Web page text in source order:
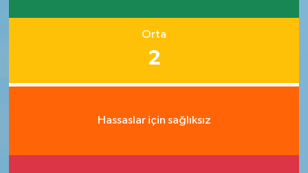
Orta
2
Hassaslar için sağlıksız